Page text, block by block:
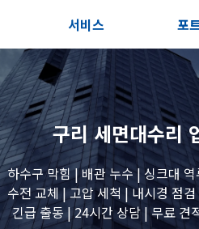
서비스
서비스안내
포스트
포
세
변
욕
구리 세면대수리
하수구 막힘 | 배관 누수 | 싱크대
수전 교체 | 고압 세척 | 내시경 점
긴급 출동 | 24시간 상담 | 무료 견